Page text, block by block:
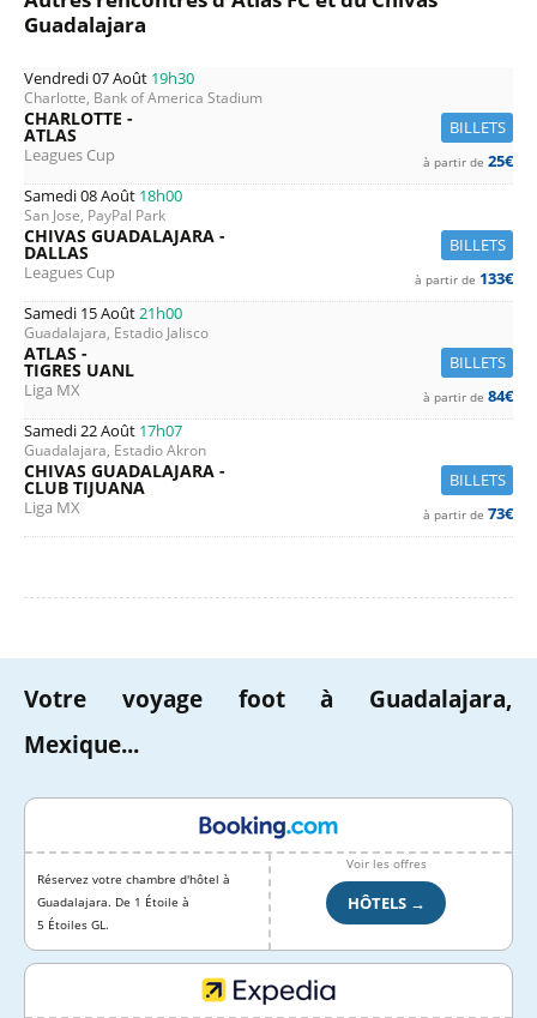
Guadalajara
Vendredi 07 Août 19h30
Charlotte, Bank of America Stadium
BILLETS
CHARLOTTE -
ATLAS
Leagues Cup à partir de 25€
Samedi 08 Août 18h00
San Jose, PayPal Park
BILLETS
CHIVAS GUADALAJARA -
DALLAS
Leagues Cup à partir de 133€
Samedi 15 Août21h00
Guadalajara, Estadio Jalisco
BILLETS
ATLAS -
TIGRES UANL
Liga MX à partir de 84€
Samedi 22 Août 17h07
Guadalajara, Estadio Akron
BILLETS
CHIVAS GUADALAJARA -
CLUB TIJUANA
Liga MX à partir de 73€
Votre voyage foot à Guadalajara,
Mexique...
Réservez votre chambre d'hôtel à
Guadalajara. De 1 Étoile à
5 Étoiles GL.
Voir les offres
HÔTELS →